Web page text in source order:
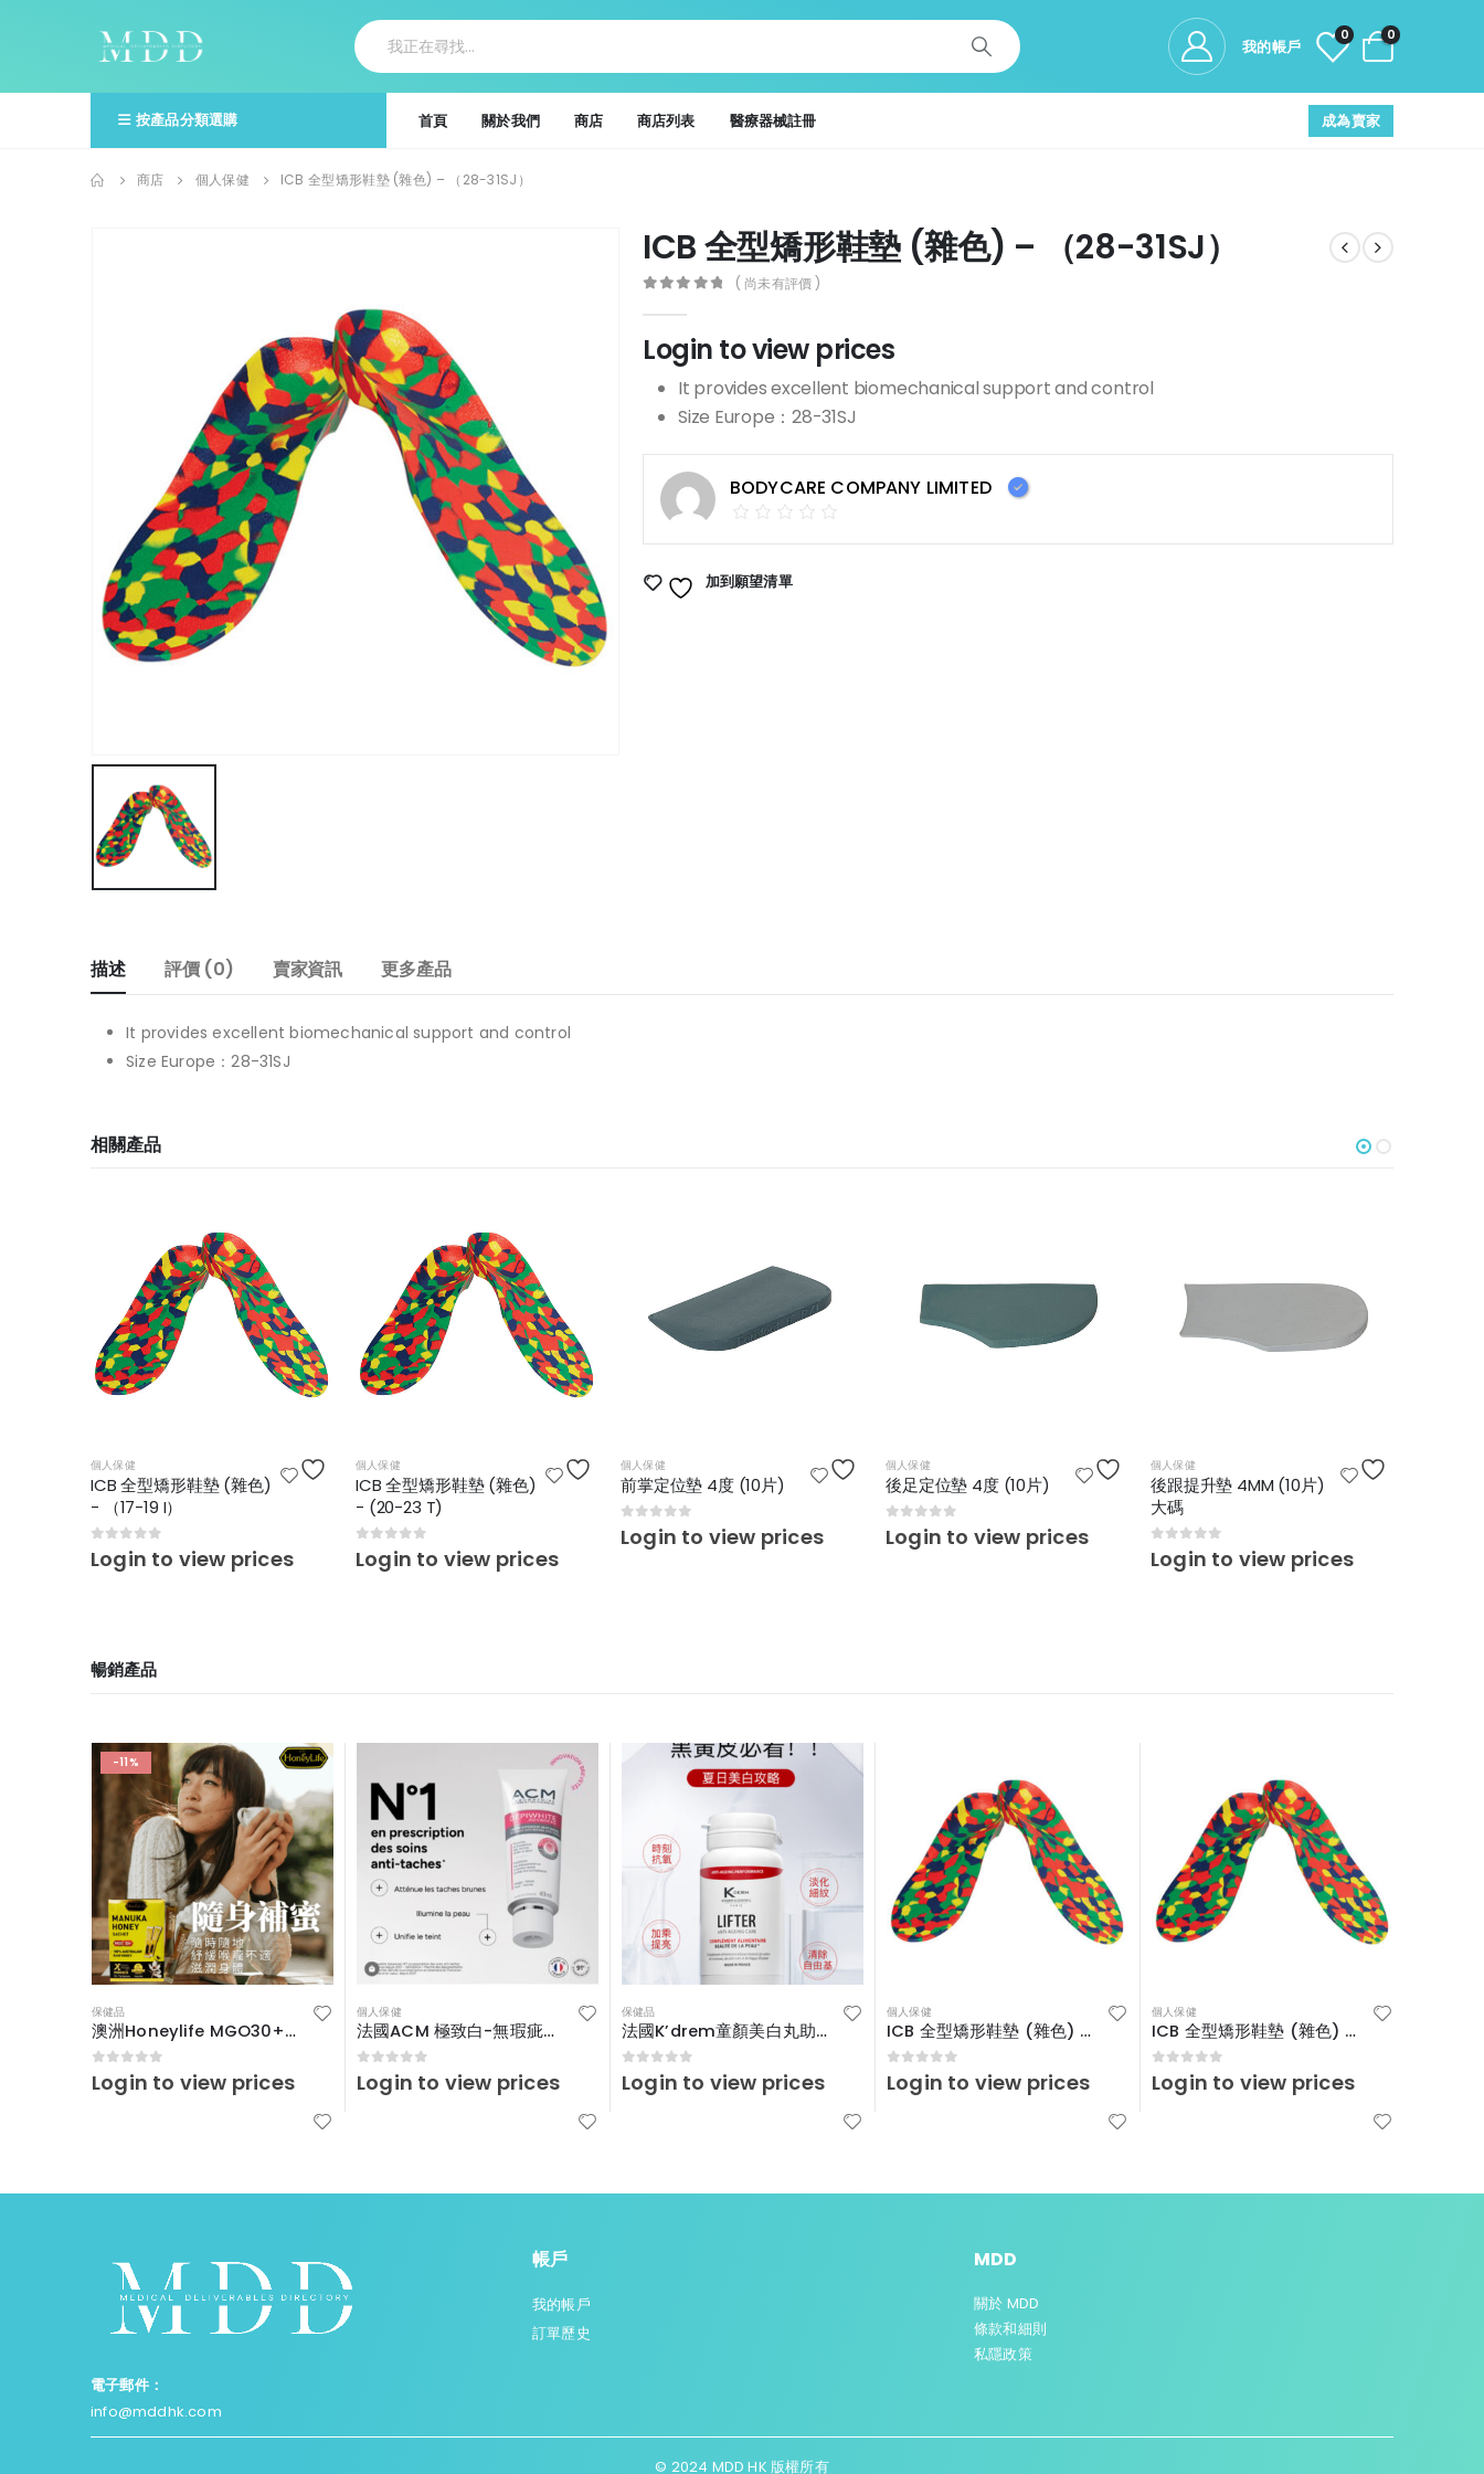
我的帳戶
0 0
按產品分類選購 首頁 關於我們 商店 商店列表 醫療器械註冊 成為賣家
商店 個人保健 ICB 全型矯形鞋墊 (雜色) – （28-31SJ）
ICB 全型矯形鞋墊 (雜色) – （28-31SJ）
( 尚未有評價 )
Login to view prices
It provides excellent biomechanical support and control
Size Europe：28-31SJ
BODYCARE COMPANY LIMITED
加到願望清單
描述 評價 (0) 賣家資訊 更多產品
It provides excellent biomechanical support and control
Size Europe：28-31SJ
相關產品
個人保健
ICB 全型矯形鞋墊 (雜色)
- （17-19 I）
0 out of 5
Login to view prices
個人保健
ICB 全型矯形鞋墊 (雜色)
- (20-23 T)
0 out of 5
Login to view prices
個人保健
前掌定位墊 4度 (10片)
0 out of 5
Login to view prices
個人保健
後足定位墊 4度 (10片)
0 out of 5
Login to view prices
個人保健
後跟提升墊 4MM (10片)
大碼
0 out of 5
Login to view prices
暢銷產品
-11%
保健品
澳洲Honeylife MGO30+便攜裝啜啜蜜
0 out of 5
Login to view prices
個人保健
法國ACM 極致白-無瑕疵淡斑精華霜 40ml
0 out of 5
Login to view prices
保健品
法國K’drem童顏美白丸助你重現光彩!
0 out of 5
Login to view prices
個人保健
ICB 全型矯形鞋墊 (雜色) – （17-19 I）
0 out of 5
Login to view prices
個人保健
ICB 全型矯形鞋墊 (雜色) – (20-23 T)
0 out of 5
Login to view prices
電子郵件：
info@mddhk.com
帳戶
我的帳戶
訂單歷史
MDD
關於 MDD
條款和細則
私隱政策
© 2024 MDD HK 版權所有